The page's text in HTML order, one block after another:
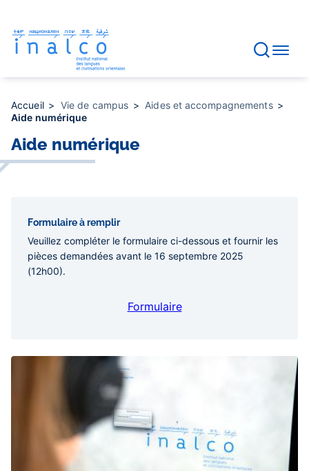
contenu
principal
Accueil Vie de campus
Aides et accompagnements
Aide numérique
Aide numérique
Formulaire à remplir
Veuillez compléter le formulaire ci-dessous et fournir les
pièces demandées avant le 16 septembre 2025
(12h00).
Formulaire